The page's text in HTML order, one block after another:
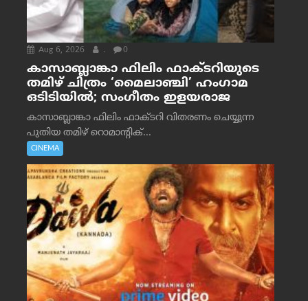
Aug 6, 2026 . 0
കാസാബ്ലാങ്കാ ഫിലിം ഫാക്ടറിയുടെ
തമിഴ് ചിത്രം ‘മൈലാഞ്ചി’ ഹംഗാമ
ഒടിടിയിൽ; സംഗീതം ഇളയരാജ
കാസാബ്ലാങ്കാ ഫിലിം ഫാക്ടറി വിതരണം ചെയ്യുന്ന
പുതിയ തമിഴ് റൊമാന്റിക്...
CINEMA